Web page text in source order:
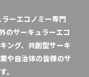
ーエコノミー専門
のサーキュラーエコ
ング、共創型サーキ
や自治体の皆様のサ
。